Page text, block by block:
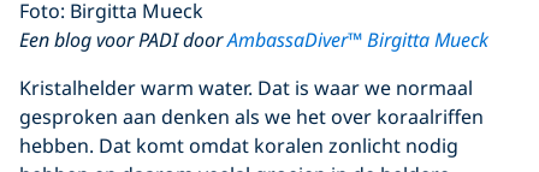
Foto: Birgitta Mueck
Een blog voor PADI doorAmbassaDiver™ Birgitta Mueck
Kristalhelder warm water. Dat is waar we normaal
gesproken aan denken als we het over koraalriffen
hebben. Dat komt omdat koralen zonlicht nodig